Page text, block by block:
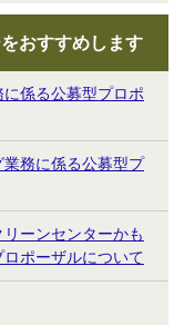
おすすめします
係る公募型プロポ
務に係る公募型プ
ーンセンターかも
ポーザルについて